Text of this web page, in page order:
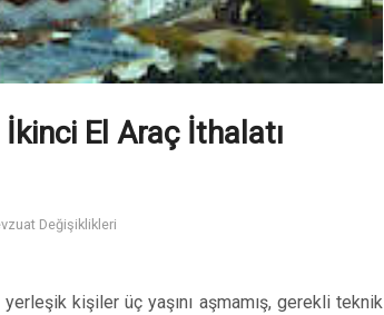
İkinci El Araç İthalatı
Değişiklikleri
kişiler üç yaşını aşmamış, gerekli teknik